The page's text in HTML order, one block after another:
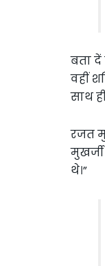
बता
वहीं
साथ
रजत
थे।”